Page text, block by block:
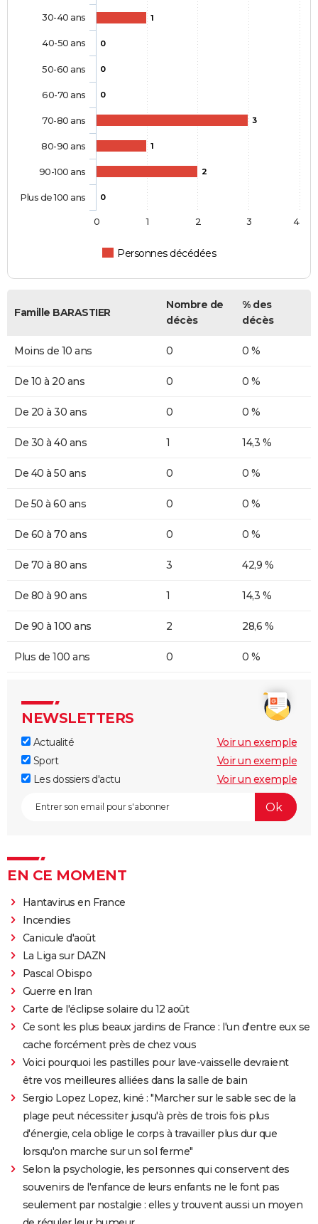
1
0
0
0
3
1
2
0
Personnes décédées
30-40 ans
40-50 ans
50-60 ans
60-70 ans
70-80 ans
80-90 ans
90-100 ans
Plus de 100 ans
0 1 2 3 4
Famille BARASTIER
Nombre de
décès
% des
décès
Moins de 10 ans 0 0 %
De 10 à 20 ans 0 0 %
De 20 à 30 ans 0 0 %
De 30 à 40 ans 1 14,3 %
De 40 à 50 ans 0 0 %
De 50 à 60 ans 0 0 %
De 60 à 70 ans 0 0 %
De 70 à 80 ans 3 42,9 %
De 80 à 90 ans 1 14,3 %
De 90 à 100 ans 2 28,6 %
Plus de 100 ans 0 0 %
NEWSLETTERS
Actualité
Voir un exemple
Sport
Voir un exemple
Les dossiers d'actu
Voir un exemple
EN CE MOMENT
Hantavirus en France
Incendies
Canicule d'août
La Liga sur DAZN
Pascal Obispo
Guerre en Iran
Carte de l'éclipse solaire du 12 août
Ce sont les plus beaux jardins de France : l'un d'entre eux se
cache forcément près de chez vous
Voici pourquoi les pastilles pour lave-vaisselle devraient
être vos meilleures alliées dans la salle de bain
Sergio Lopez Lopez, kiné : "Marcher sur le sable sec de la
plage peut nécessiter jusqu'à près de trois fois plus
d'énergie, cela oblige le corps à travailler plus dur que
lorsqu'on marche sur un sol ferme"
Selon la psychologie, les personnes qui conservent des
souvenirs de l'enfance de leurs enfants ne le font pas
seulement par nostalgie : elles y trouvent aussi un moyen